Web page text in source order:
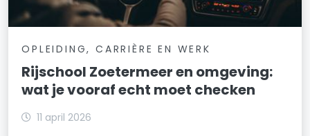
OPLEIDING, CARRIÈRE EN WERK
Rijschool Zoetermeer en omgeving:
wat je vooraf echt moet checken
11 april 2026